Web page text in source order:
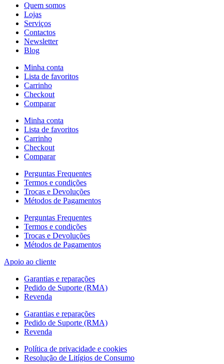
Quem somos
Lojas
Serviços
Contactos
Newsletter
Blog
Minha conta
Lista de favoritos
Carrinho
Checkout
Comparar
Minha conta
Lista de favoritos
Carrinho
Checkout
Comparar
Perguntas Frequentes
Termos e condições
Trocas e Devoluções
Métodos de Pagamentos
Perguntas Frequentes
Termos e condições
Trocas e Devoluções
Métodos de Pagamentos
Apoio ao cliente
Garantias e reparações
Pedido de Suporte (RMA)
Revenda
Garantias e reparações
Pedido de Suporte (RMA)
Revenda
Política de privacidade e cookies
Resolução de Litígios de Consumo